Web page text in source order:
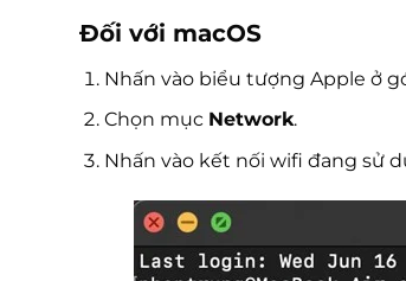
Đối với macOS
Nhấn vào biểu tượng Apple ở
Chọn mục Network.
Nhấn vào kết nối wifi đang sử